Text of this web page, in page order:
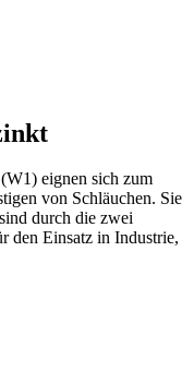
eignen sich zum
von Schläuchen. Sie
durch die zwei
den Einsatz in Industrie,